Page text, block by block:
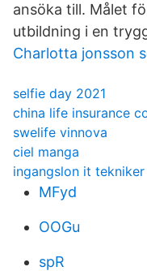
ansöka till. Målet
utbildning i en
Charlotta jonsson
selfie day 2021
china life insurance
swelife vinnova
ciel manga
ingangslon it tekniker
MFyd
OOGu
spR